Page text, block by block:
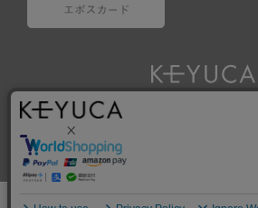
Copyright © KAWAJUN Co., Ltd. All